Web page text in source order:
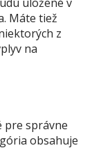
Máte tiež
z
na
pre správne
obsahuje